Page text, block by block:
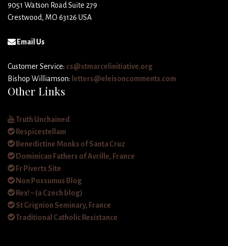
9051 Watson Road Suite 279
Crestwood, MO 63126 USA
Email Us
Customer Service: cs@stmarcelinitiative.org
Bishop Williamson: letters@eleisoncomments.com
Other Links
Truth Unchained
Respicestellam
Benedictine Monks of Santa Cruz
Dominican Fathers of Avrille, France
Fr Piverts Site
Non Possumus Blog
Rex! – (a Czech blog)
St Grignion Seminary, France
Traditional Catholic Resistance